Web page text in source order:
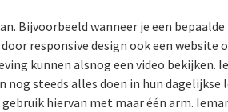
Bijvoorbeeld wanneer je een
responsive design ook een
kunnen alsnog een video bekijken.
nog steeds alles doen in hun dagelijkse
hiervan met maar één arm.